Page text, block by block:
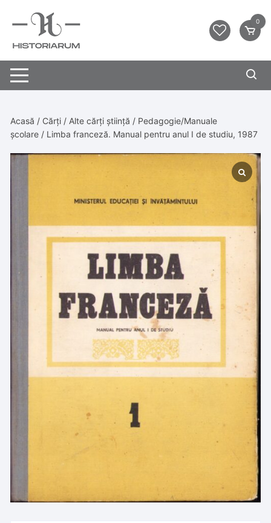
0
Acasă / Cărți / Alte cărți știință / Pedagogie/Manuale
școlare / Limba franceză. Manual pentru anul I de studiu, 1987